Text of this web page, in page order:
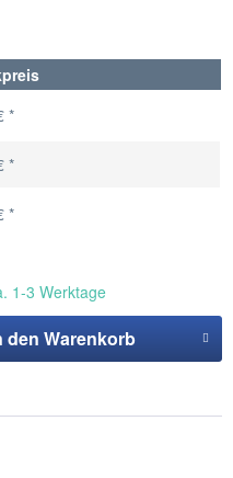
*
*
*
1-3 Werktage
den Warenkorb